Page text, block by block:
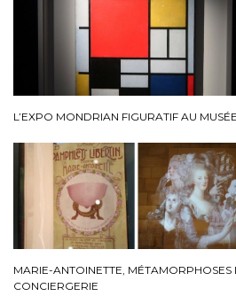
L’EXPO MONDRIAN FIGURATIF AU
MARIE-ANTOINETTE, MÉTAMORPHOSES
CONCIERGERIE